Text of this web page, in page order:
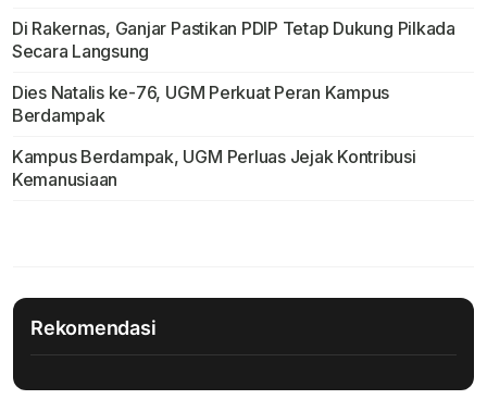
Di Rakernas, Ganjar Pastikan PDIP Tetap Dukung Pilkada
Secara Langsung
Dies Natalis ke-76, UGM Perkuat Peran Kampus
Berdampak
Kampus Berdampak, UGM Perluas Jejak Kontribusi
Kemanusiaan
Rekomendasi